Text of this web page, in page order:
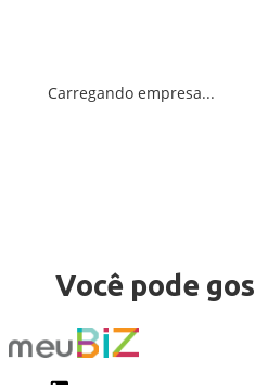
Carregando empresa...